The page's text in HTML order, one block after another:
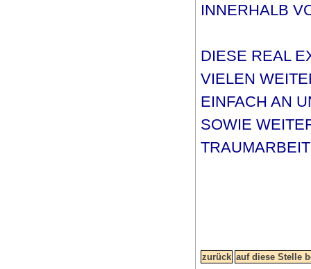
INNERHALB
DIESE REAL
VIELEN
EINFACH AN
SOWIE